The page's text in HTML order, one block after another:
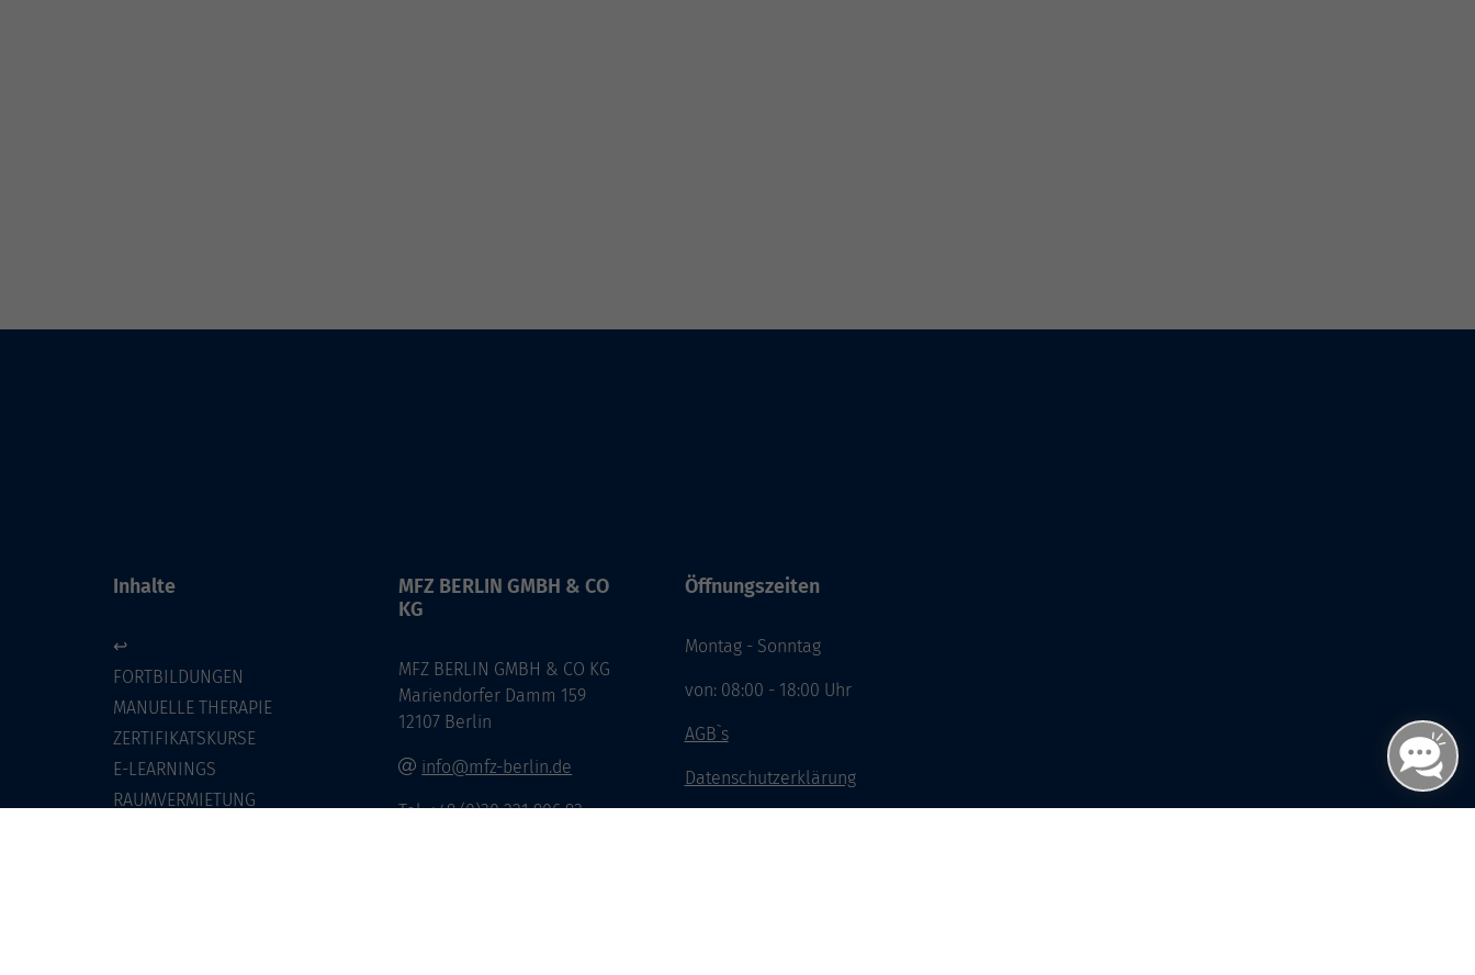
Inhalte
↩
FORTBILDUNGEN
MANUELLE THERAPIE
ZERTIFIKATSKURSE
E-LEARNINGS
RAUMVERMIETUNG
MFZ BERLIN GMBH & CO
KG
MFZ BERLIN GMBH & CO KG
Mariendorfer Damm 159
12107 Berlin
info@mfz-berlin.de
Tel: +49 (0)30 221 906 93
Öffnungszeiten
Montag - Sonntag
von: 08:00 - 18:00 Uhr
AGB`s
Datenschutzerklärung